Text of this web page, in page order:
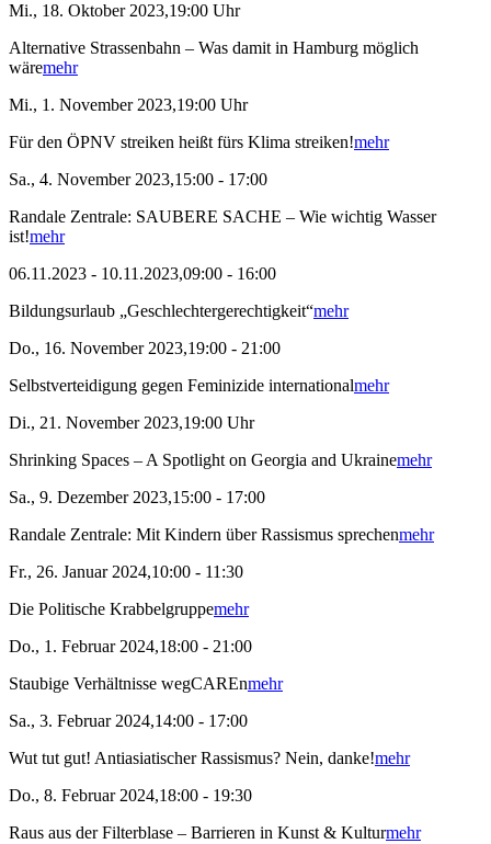
Mi., 18. Oktober 2023,19:00 Uhr
Alternative Strassenbahn – Was damit in Hamburg möglich
wäremehr
Mi., 1. November 2023,19:00 Uhr
Für den ÖPNV streiken heißt fürs Klima streiken!mehr
Sa., 4. November 2023,15:00 - 17:00
Randale Zentrale: SAUBERE SACHE – Wie wichtig Wasser
ist!mehr
06.11.2023 - 10.11.2023,09:00 - 16:00
Bildungsurlaub „Geschlechtergerechtigkeit“mehr
Do., 16. November 2023,19:00 - 21:00
Selbstverteidigung gegen Feminizide internationalmehr
Di., 21. November 2023,19:00 Uhr
Shrinking Spaces – A Spotlight on Georgia and Ukrainemehr
Sa., 9. Dezember 2023,15:00 - 17:00
Randale Zentrale: Mit Kindern über Rassismus sprechenmehr
Fr., 26. Januar 2024,10:00 - 11:30
Die Politische Krabbelgruppemehr
Do., 1. Februar 2024,18:00 - 21:00
Staubige Verhältnisse wegCAREnmehr
Sa., 3. Februar 2024,14:00 - 17:00
Wut tut gut! Antiasiatischer Rassismus? Nein, danke!mehr
Do., 8. Februar 2024,18:00 - 19:30
Raus aus der Filterblase – Barrieren in Kunst & Kulturmehr